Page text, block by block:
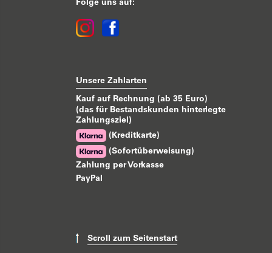
Folge uns auf:
Unsere Zahlarten
Kauf auf Rechnung (ab 35 Euro)
(das für Bestandskunden hinterlegte
Zahlungsziel)
(Kreditkarte)
(Sofortüberweisung)
Zahlung per Vorkasse
PayPal
Scroll zum Seitenstart